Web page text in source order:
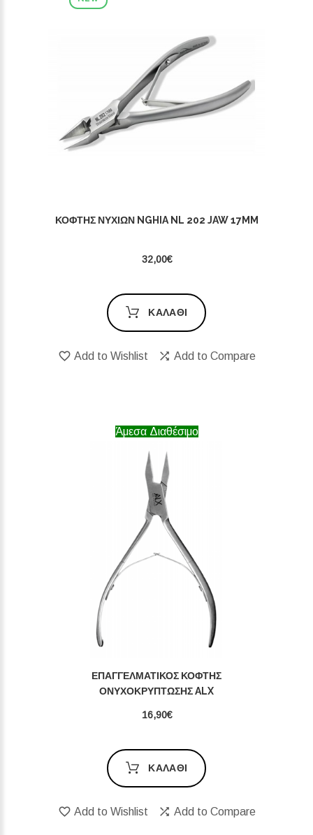
ΚΌΦΤΗΣ ΝΥΧΙΏΝ NGHIA NL 202 JAW 17MM
32,00€
ΚΑΛΆΘΙ
Add to Wishlist Add to Compare
Άμεσα Διαθέσιμο
ΕΠΑΓΓΕΛΜΑΤΙΚΌΣ ΚΌΦΤΗΣ
ΟΝΥΧΟΚΡΎΠΤΩΣΗΣ ALX
16,90€
ΚΑΛΆΘΙ
Add to Wishlist Add to Compare